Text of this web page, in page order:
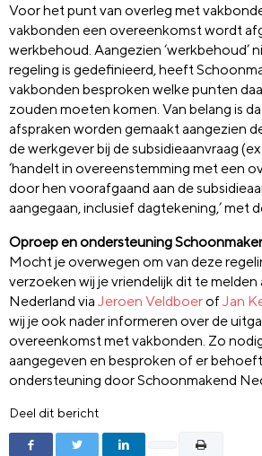
Voor het punt van overleg met
vakbonden een overeenkomst wordt
werkbehoud. Aangezien ‘werkbehoud’
regeling is gedefinieerd, heeft
vakbonden besproken welke punten
zouden moeten komen. Van belang is
afspraken worden gemaakt aangezien
de werkgever bij de subsidieaanvraag
‘handelt in overeenstemming met een
door hen voorafgaand aan de
aangegaan,inclusief dagtekening,’ met
Oproep en ondersteuning
Mocht je overwegen om van deze
verzoeken wij je vriendelijk dit te
Nederland via Jeroen VeldboerofJan
wij je ook nader informeren over de
overeenkomst met vakbonden. Zo
aangegeven en besproken of er
ondersteuning door Schoonmakend
Deel dit bericht